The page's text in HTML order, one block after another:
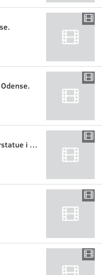
Aktuelt. Den forsvundne bokserstatue i Odense fundet i åen.